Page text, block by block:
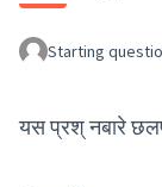
Starting
यस प्रश् नबारे